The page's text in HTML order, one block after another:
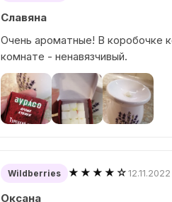
Славяна
Очень ароматные! В коробочке
комнате - ненавязчивый.
Wildberries ★★★★☆12.11.2022
Оксана